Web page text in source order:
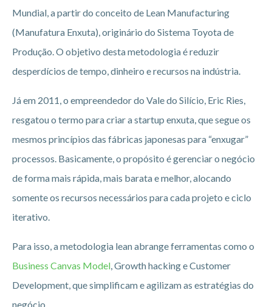
Mundial, a partir do conceito de Lean Manufacturing
(Manufatura Enxuta), originário do Sistema Toyota de
Produção. O objetivo desta metodologia é reduzir
desperdícios de tempo, dinheiro e recursos na indústria.
Já em 2011, o empreendedor do Vale do Silício, Eric Ries,
resgatou o termo para criar a startup enxuta, que segue os
mesmos princípios das fábricas japonesas para “enxugar”
processos. Basicamente, o propósito é gerenciar o negócio
de forma mais rápida, mais barata e melhor, alocando
somente os recursos necessários para cada projeto e ciclo
iterativo.
Para isso, a metodologia lean abrange ferramentas como o
Business Canvas Model, Growth hacking e Customer
Development, que simplificam e agilizam as estratégias do
negócio.